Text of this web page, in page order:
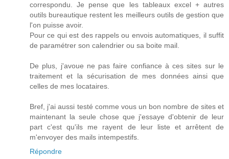
correspondu. Je pense que les tableaux excel + autres
outils bureautique restent les meilleurs outils de gestion que
l'on puisse avoir.
Pour ce qui est des rappels ou envois automatiques, il suffit
de paramétrer son calendrier ou sa boite mail.
De plus, j'avoue ne pas faire confiance à ces sites sur le
traitement et la sécurisation de mes données ainsi que
celles de mes locataires.
Bref, j'ai aussi testé comme vous un bon nombre de sites et
maintenant la seule chose que j'essaye d'obtenir de leur
part c'est qu'ils me rayent de leur liste et arrêtent de
m'envoyer des mails intempestifs.
Répondre